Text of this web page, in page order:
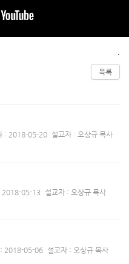
.
목록
: 2018-05-20 설교자 : 오상규 목사
2018-05-13 설교자 : 오상규 목사
: 2018-05-06 설교자 : 오상규 목사